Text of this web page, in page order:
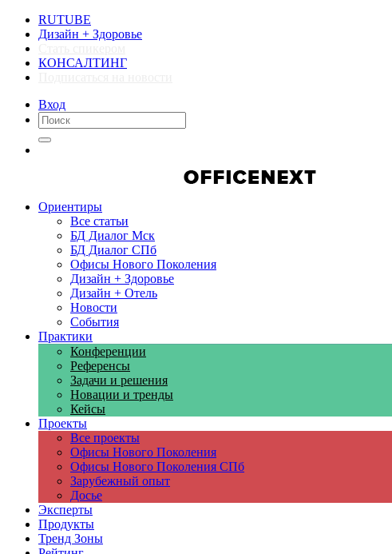
RUTUBE
Дизайн + Здоровье
КОНСАЛТИНГ
Вход
Ориентиры
Все статьи
БД Диалог Мск
БД Диалог СПб
Офисы Нового Поколения
Дизайн + Здоровье
Дизайн + Отель
Новости
События
Практики
Конференции
Референсы
Задачи и решения
Новации и тренды
Кейсы
Проекты
Все проекты
Офисы Нового Поколения
Офисы Нового Поколения СПб
Зарубежный опыт
Досье
Эксперты
Продукты
Тренд Зоны